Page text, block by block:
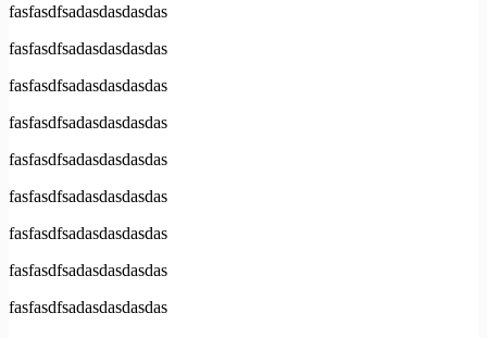
fasfasdfsadasdasdasdas
fasfasdfsadasdasdasdas
fasfasdfsadasdasdasdas
fasfasdfsadasdasdasdas
fasfasdfsadasdasdasdas
fasfasdfsadasdasdasdas
fasfasdfsadasdasdasdas
fasfasdfsadasdasdasdas
fasfasdfsadasdasdasdas